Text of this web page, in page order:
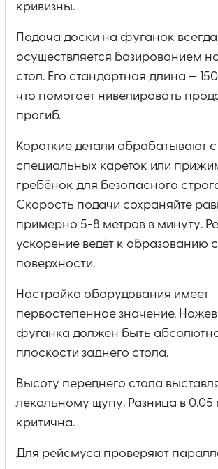
кривизны.
Подача доски на фуганок всегда
осуществляется базированием
стол. Его стандартная длина —
что помогает нивелировать
прогиб.
Короткие детали обрабатывают
специальных кареток или
гребёнок для безопасного
Скорость подачи сохраняйте
примерно 5-8 метров в минуту.
ускорение ведёт к образованию
поверхности.
Настройка оборудования имеет
первостепенное значение.
фуганка должен быть
плоскости заднего стола.
Высоту переднего стола
лекальному щупу. Разница в
критична.
Для рейсмуса проверяют